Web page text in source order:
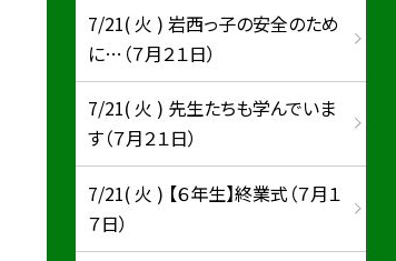
7/21( 火 ) 岩西っ子の安全のため
に…（７月２１日）
7/21( 火 ) 先生たちも学んでいま
す（７月２１日）
7/21( 火 ) 【６年生】終業式（７月１
７日）